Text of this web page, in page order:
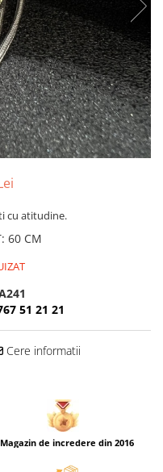
cu atitudine.
: 60 CM
51 21 21
Cere informatii
Magazin de incredere din 2016